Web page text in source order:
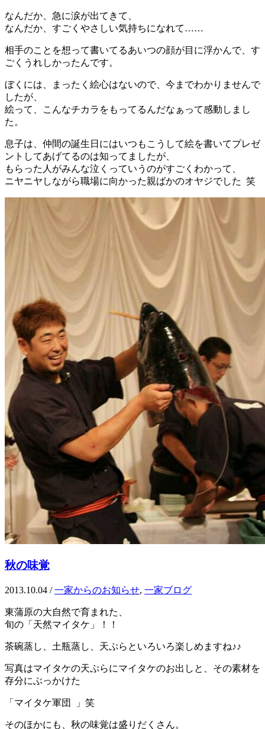
なんだか、急に涙が出てきて、
なんだか、すごくやさしい気持ちになれて……
相手のことを想って書いてるあいつの顔が目に浮かんで、す
ごくうれしかったんです。
ぼくには、まったく絵心はないので、今までわかりませんで
したが、
絵って、こんなチカラをもってるんだなぁって感動しまし
た。
息子は、仲間の誕生日にはいつもこうして絵を書いてプレゼ
ントしてあげてるのは知ってましたが、
もらった人がみんな泣くっていうのがすごくわかって、
ニヤニヤしながら職場に向かった親ばかのオヤジでした 笑
秋の味覚
2013.10.04 /一家からのお知らせ, 一家ブログ
東蒲原の大自然で育まれた、
旬の「天然マイタケ」！！
茶碗蒸し、土瓶蒸し、天ぷらといろいろ楽しめますね♪♪
写真はマイタケの天ぷらにマイタケのお出しと、その素材を
存分にぶっかけた
「マイタケ軍団 」笑
そのほかにも、秋の味覚は盛りだくさん。